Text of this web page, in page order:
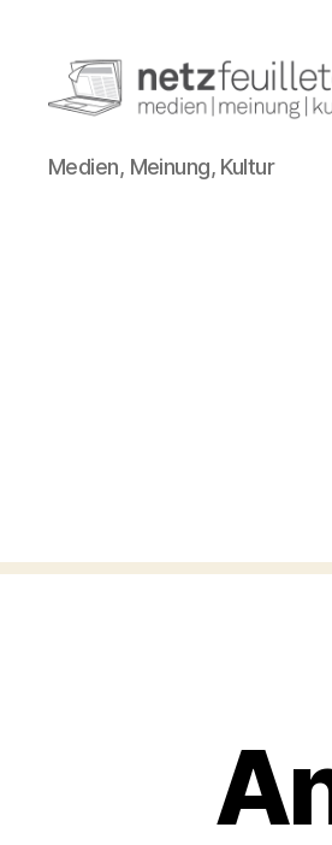
netzfeuilleton.de
Medien, Meinung, Kultur